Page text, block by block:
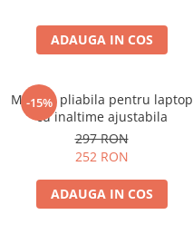
ADAUGA IN COS
-15%
Masuta pliabila pentru laptop
cu inaltime ajustabila
297 RON
252 RON
ADAUGA IN COS